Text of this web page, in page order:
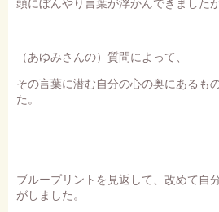
頭にぼんやり言葉が浮かんできましたが
（あゆみさんの）質問によって、
その言葉に潜む自分の心の奥にあるも
た。
ブループリントを見返して、改めて自
がしました。